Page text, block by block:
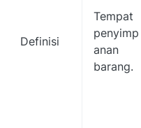
Definisi
Tempat
penyimp
anan
barang.